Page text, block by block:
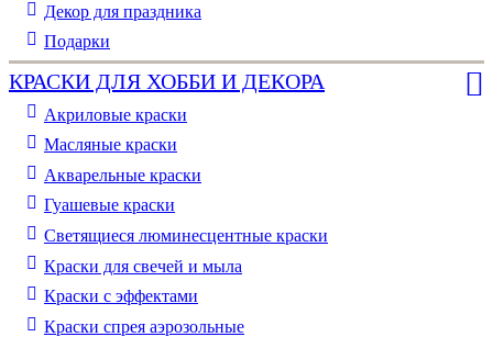
Декор для праздника
Подарки
КРАСКИ ДЛЯ ХОББИ И ДЕКОРА
Акриловые краски
Масляные краски
Акварельные краски
Гуашевые краски
Светящиеся люминесцентные краски
Краски для свечей и мыла
Краски с эффектами
Краски спрея аэрозольные